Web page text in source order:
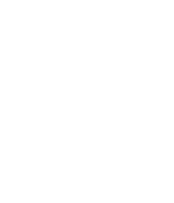
Sparty Praha Lukáš
prehliadku
Haraslín je údajne na
U18 / Hlinka-Gretzky